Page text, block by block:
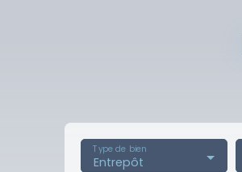
Entrepôt
Type de bien